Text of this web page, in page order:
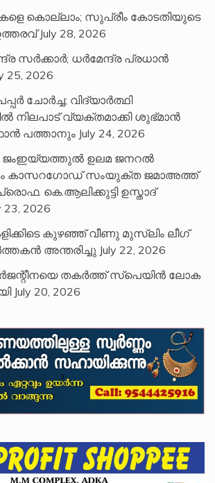
കൊല്ലാം; സുപ്രീം കോടതിയുടെ
July 28, 2026
സർക്കാർ; ധർമേന്ദ്ര പ്രധാൻ
25, 2026
ചോര്‍ച്ച; വിദ്യാർത്ഥി
നിലപാട് വ്യക്തമാക്കി ശുഭ്മാൻ
പത്താനും July 24, 2026
ജംഇയ്യത്തുൽ ഉലമ ജനറൽ
കാസറഗോഡ് സംയുക്ത ജമാഅത്ത്
കെ.ആലിക്കുട്ടി ഉസ്താദ്
23, 2026
കുഴഞ്ഞ് വീണു മുസ്ലിം ലീഗ്
അന്തരിച്ചു July 22, 2026
തകർത്ത് സ്പെയിൻ ലോക
July 20, 2026